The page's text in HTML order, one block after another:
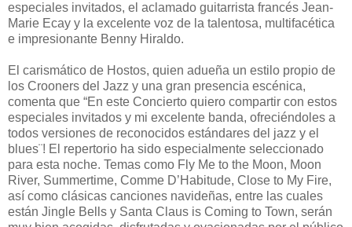
especiales invitados, el aclamado guitarrista francés Jean-
Marie Ecay y la excelente voz de la talentosa, multifacética
e impresionante Benny Hiraldo.
El carismático de Hostos, quien adueña un estilo propio de
los Crooners del Jazz y una gran presencia escénica,
comenta que “En este Concierto quiero compartir con estos
especiales invitados y mi excelente banda, ofreciéndoles a
todos versiones de reconocidos estándares del jazz y el
blues¨! El repertorio ha sido especialmente seleccionado
para esta noche. Temas como Fly Me to the Moon, Moon
River, Summertime, Comme D’Habitude, Close to My Fire,
así como clásicas canciones navideñas, entre las cuales
están Jingle Bells y Santa Claus is Coming to Town, serán